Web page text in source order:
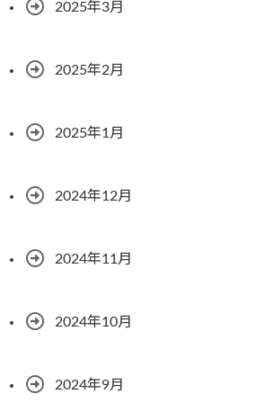
2025年3月
2025年2月
2025年1月
2024年12月
2024年11月
2024年10月
2024年9月